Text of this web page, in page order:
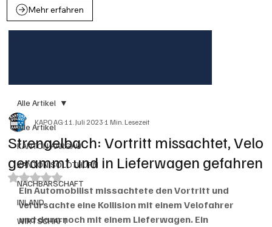
Mehr erfahren
Alle Artikel
KANTON AARGAU
KANTON SOLOTHURN
NACHBARSCHAFT
INLAND
WIRTSCHAFT
Alle Artikel
Strengelbach: Vortritt missachtet, Velo
gerammt und in Lieferwagen gefahren
KAPO AG11. Juli 20231 Min. Lesezeit
Mit NaN von 5 Sternen bewertet.
Ein Automobilist missachtete den Vortritt und
verursachte eine Kollision mit einem Velofahrer
und dann noch mit einem Lieferwagen. Ein